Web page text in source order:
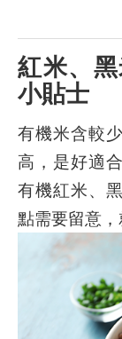
紅米、
小貼士
有機米含較
高，是好適
有機紅米、
點需要留意，